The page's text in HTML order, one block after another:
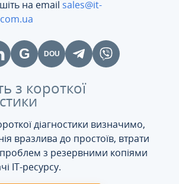
на email sales@it-
з короткої
діагностики визначимо,
вразлива до простоїв, втрати
проблем з резервними копіями
IT-ресурсу.